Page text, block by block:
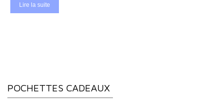
Lire la suite
POCHETTES CADEAUX